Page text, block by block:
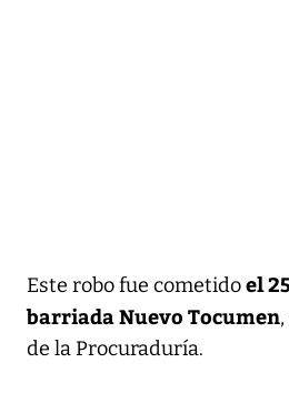
Este robo fue cometidoel
barriada Nuevo Tocumen
de la Procuraduría.